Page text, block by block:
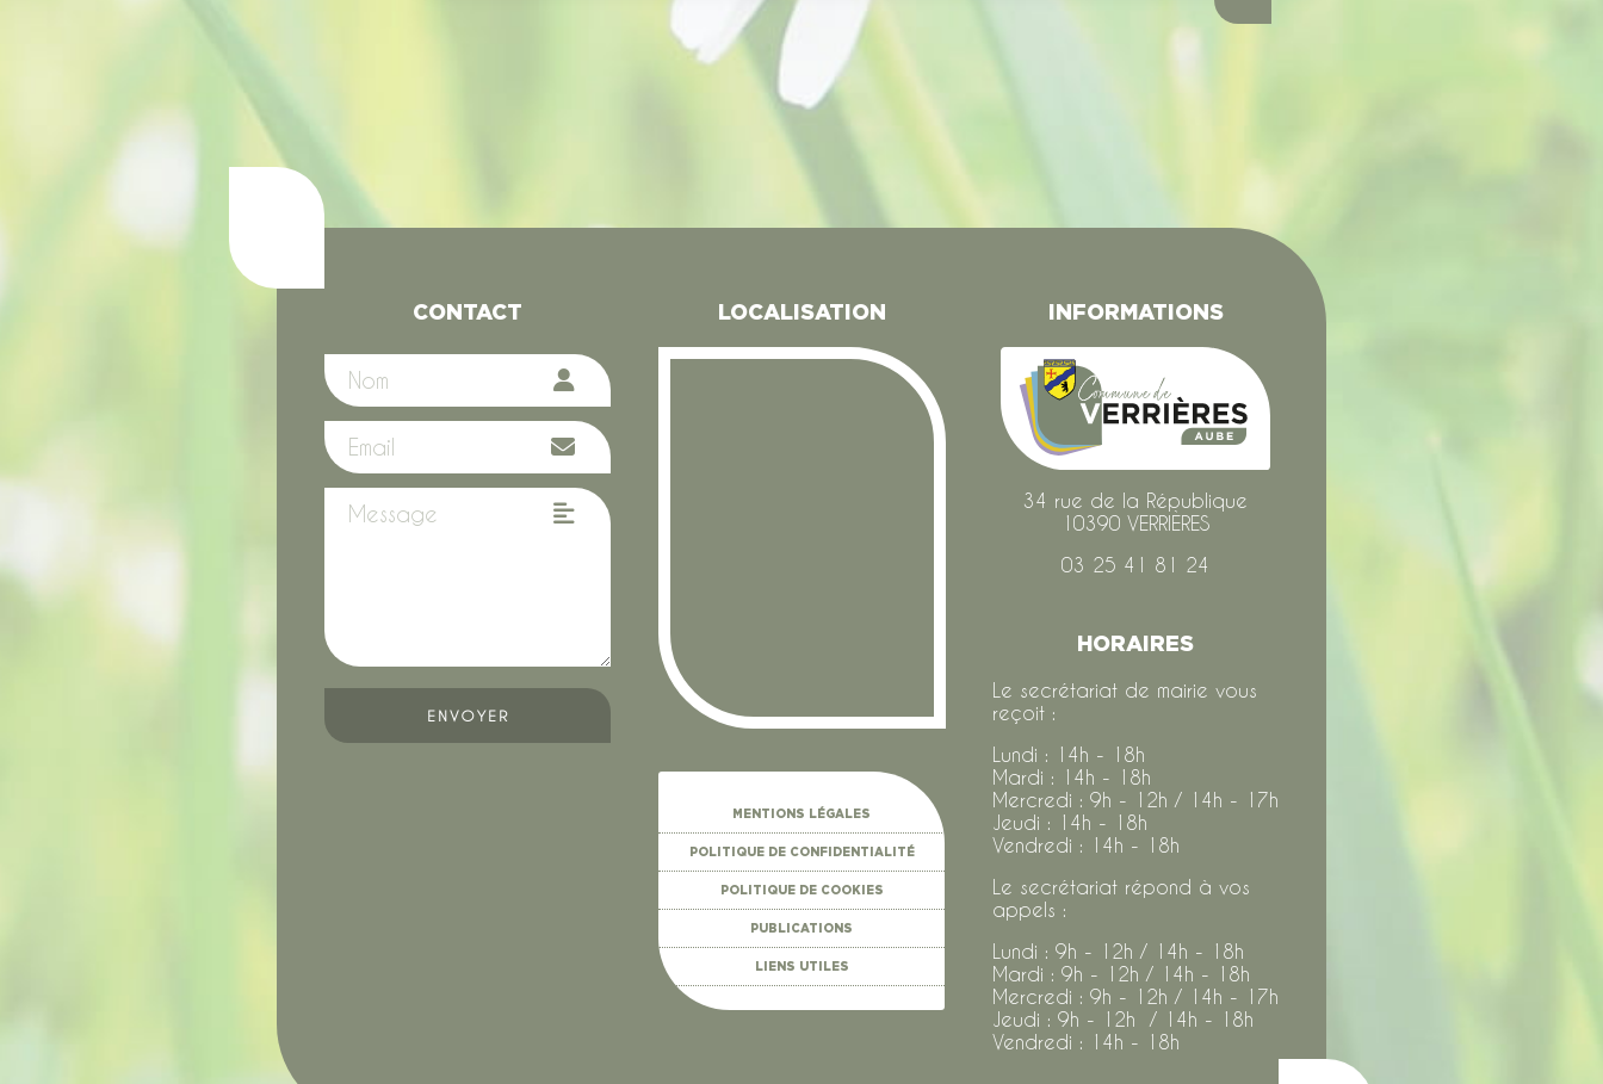
CONTACT
ENVOYER
LOCALISATION
MENTIONS LÉGALES
POLITIQUE DE CONFIDENTIALITÉ
POLITIQUE DE COOKIES
PUBLICATIONS
LIENS UTILES
INFORMATIONS
34 rue de la République
10390 VERRIÈRES
03 25 41 81 24
HORAIRES
Le secrétariat de mairie vous
reçoit :
Lundi : 14h - 18h
Mardi : 14h - 18h
Mercredi : 9h - 12h / 14h - 17h
Jeudi : 14h - 18h
Vendredi : 14h - 18h
Le secrétariat répond à vos
appels :
Lundi : 9h - 12h / 14h - 18h
Mardi : 9h - 12h / 14h - 18h
Mercredi : 9h - 12h / 14h - 17h
Jeudi : 9h - 12h / 14h - 18h
Vendredi : 14h - 18h